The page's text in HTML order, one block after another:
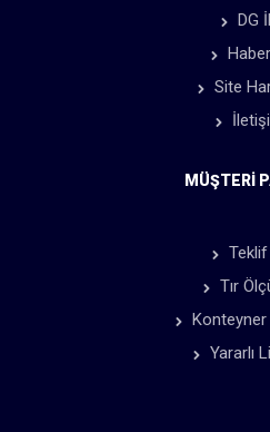
DG
Site
MÜŞTERİ
Teklif
Tır
Yararlı